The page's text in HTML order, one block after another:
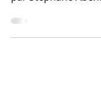
Le 31 Janvier 2023,
son nouveau clip
par Stéphane